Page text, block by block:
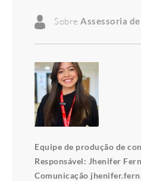
Sobre Assessoria
Equipe de produção de
Responsável: Jhenifer
Comunicação